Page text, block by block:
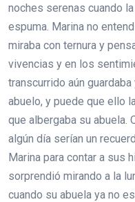
noches serenas cuando
espuma. Marina no
miraba con ternura y
vivencias y en los
transcurrido aún
abuelo, y puede que ello
que albergaba su abuela.
algún día serían un
Marina para contar a sus
sorprendió mirando a la
cuando su abuela ya no